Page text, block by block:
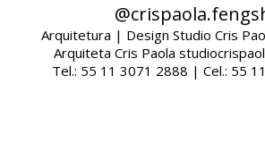
Arquitetura | Design Studio Cris
Arquiteta Cris Paola
Tel.: 55 11 3071 2888 | Cel.: 55